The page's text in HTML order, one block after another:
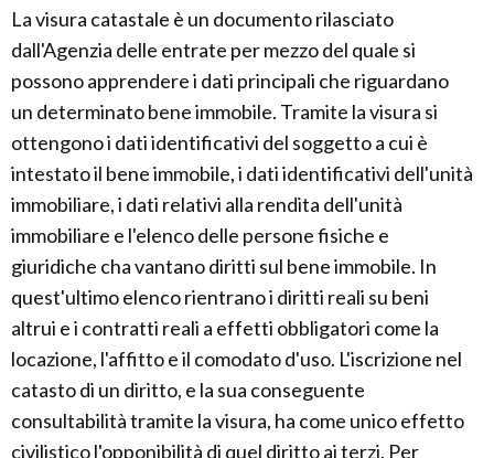
La visura catastale è un documento rilasciato
dall'Agenzia delle entrate per mezzo del quale si
possono apprendere i dati principali che riguardano
un determinato bene immobile. Tramite la visura si
ottengono i dati identificativi del soggetto a cui è
intestato il bene immobile, i dati identificativi dell'unità
immobiliare, i dati relativi alla rendita dell'unità
immobiliare e l'elenco delle persone fisiche e
giuridiche cha vantano diritti sul bene immobile. In
quest'ultimo elenco rientrano i diritti reali su beni
altrui e i contratti reali a effetti obbligatori come la
locazione, l'affitto e il comodato d'uso. L'iscrizione nel
catasto di un diritto, e la sua conseguente
consultabilità tramite la visura, ha come unico effetto
civilistico l'opponibilità di quel diritto ai terzi. Per